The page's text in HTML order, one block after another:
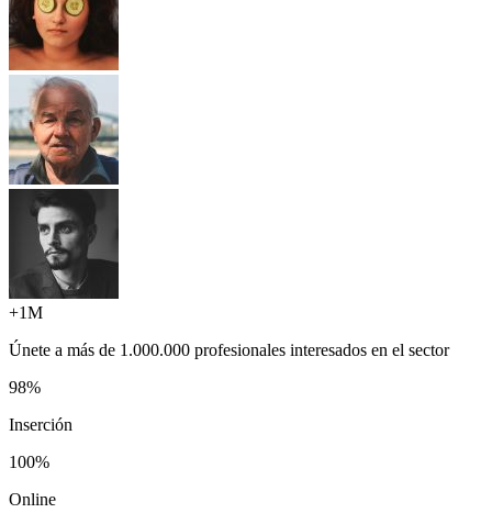
+1M
Únete a más de 1.000.000 profesionales interesados en el sector
98%
Inserción
100%
Online